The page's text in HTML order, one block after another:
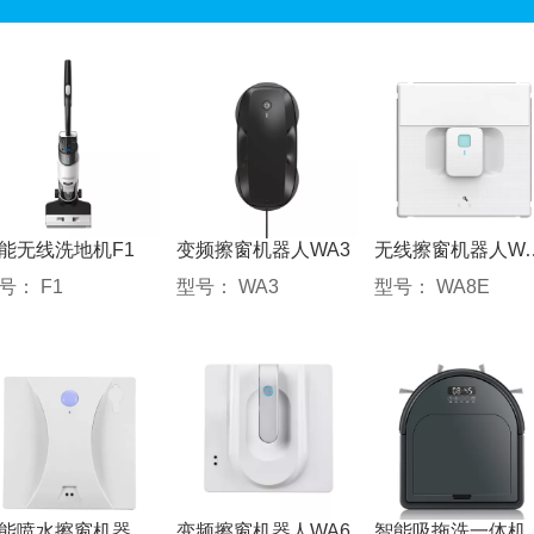
无线洗地机F1
：
F1
变频擦窗机器人WA3
型号：
WA3
无线擦窗
型号：
WA8E